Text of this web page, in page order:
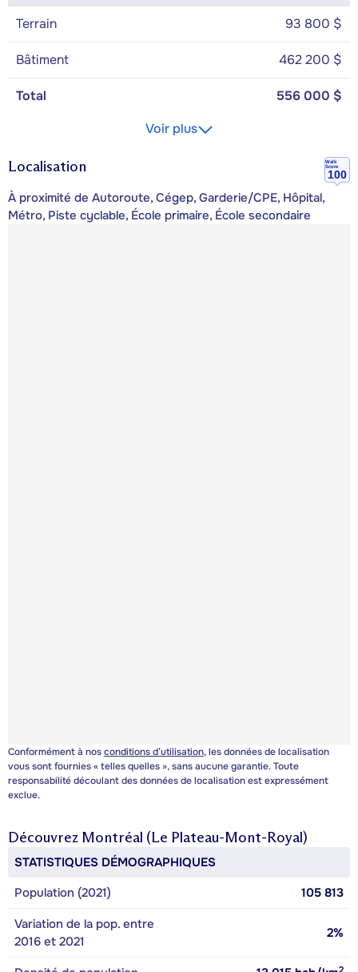
Terrain 93 800 $
Bâtiment 462 200 $
Total
556 000 $
Voir plus
Localisation
Walk
Score
100
À proximité de Autoroute, Cégep, Garderie/CPE, Hôpital,
Métro, Piste cyclable, École primaire, École secondaire
Conformément à nosconditions d’utilisation, les données de localisation
vous sont fournies « telles quelles », sans aucune garantie. Toute
responsabilité découlant des données de localisation est expressément
exclue.
Découvrez Montréal (Le Plateau-Mont-Royal)
STATISTIQUES DÉMOGRAPHIQUES
Population (2021)
105 813
Variation de la pop. entre
2016 et 2021
2%
2